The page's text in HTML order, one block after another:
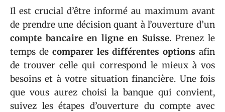
Il est crucial d’être informé au maximum avant
de prendre une décision quant à l’ouverture d’un
compte bancaire en ligne en Suisse. Prenez le
temps de comparer les différentes options afin
de trouver celle qui correspond le mieux à vos
besoins et à votre situation financière. Une fois
que vous aurez choisi la banque qui convient,
suivez les étapes d’ouverture du compte avec